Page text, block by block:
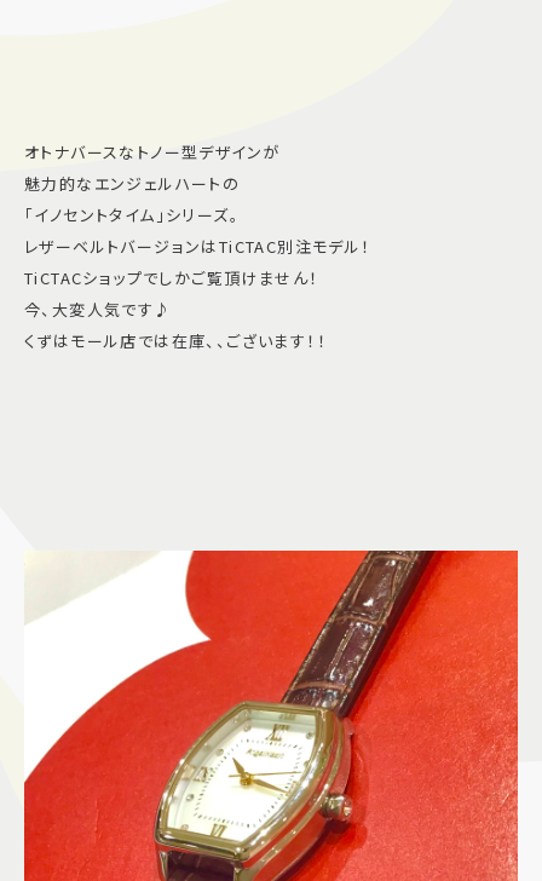
オトナバースなトノー型デザインが
魅力的なエンジェルハートの
「イノセントタイム」シリーズ。
レザーベルトバージョンはTiCTAC別注モデル！
TiCTACショップでしかご覧頂けません！
今、大変人気です♪
くずはモール店では在庫、、ございます！！